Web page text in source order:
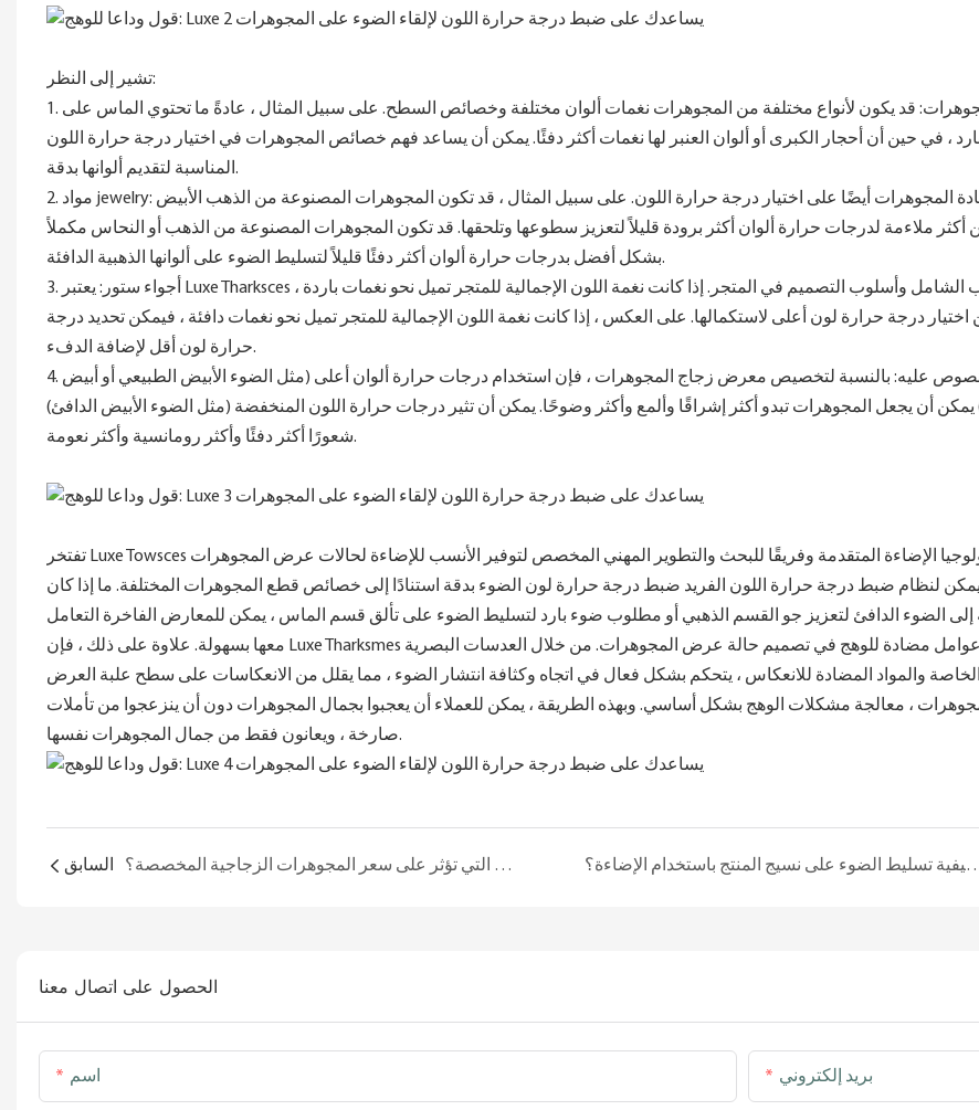
تشير إلى النظر:
1. أنواع المجوهرات: قد يكون لأنواع مختلفة من المجوهرات نغمات ألوان مختلفة وخصائص السطح. على سبيل المثال ، عادةً ما تحتوي الماس على
، في حين أن أحجار الكبرى أو ألوان العنبر لها نغمات أكثر دفئًا. يمكن أن يساعد فهم خصائص المجوهرات في اختيار درجة حرارة اللون
المناسبة لتقديم ألوانها بدقة.
2. مواد jewelry: تؤثر مادة المجوهرات أيضًا على اختيار درجة حرارة اللون. على سبيل المثال ، قد تكون المجوهرات المصنوعة من الذهب الأبيض
أكثر ملاءمة لدرجات حرارة ألوان أكثر برودة قليلاً لتعزيز سطوعها وتلحقها. قد تكون المجوهرات المصنوعة من الذهب أو النحاس مكملاً
بشكل أفضل بدرجات حرارة ألوان أكثر دفئًا قليلاً لتسليط الضوء على ألوانها الذهبية الدافئة.
3. أجواء ستور: يعتبر Luxe Tharksces الأسلوب الشامل وأسلوب التصميم في المتجر. إذا كانت نغمة اللون الإجمالية للمتجر تميل نحو نغمات باردة ،
اختيار درجة حرارة لون أعلى لاستكمالها. على العكس ، إذا كانت نغمة اللون الإجمالية للمتجر تميل نحو نغمات دافئة ، فيمكن تحديد درجة
حرارة لون أقل لإضافة الدفء.
4. التأثير المنصوص عليه: بالنسبة لتخصيص معرض زجاج المجوهرات ، فإن استخدام درجات حرارة ألوان أعلى (مثل الضوء الأبيض الطبيعي أو أبيض
يمكن أن يجعل المجوهرات تبدو أكثر إشراقًا وألمع وأكثر وضوحًا. يمكن أن تثير درجات حرارة اللون المنخفضة (مثل الضوء الأبيض الدافئ)
شعورًا أكثر دفئًا وأكثر رومانسية وأكثر نعومة.
تفتخر Luxe Towsces بتكنولوجيا الإضاءة المتقدمة وفريقًا للبحث والتطوير المهني المخصص لتوفير الأنسب للإضاءة لحالات عرض المجوهرات
يمكن لنظام ضبط درجة حرارة اللون الفريد ضبط درجة حرارة لون الضوء بدقة استنادًا إلى خصائص قطع المجوهرات المختلفة. ما إذا كان
الضوء الدافئ لتعزيز جو القسم الذهبي أو مطلوب ضوء بارد لتسليط الضوء على تألق قسم الماس ، يمكن للمعارض الفاخرة التعامل
معها بسهولة. علاوة على ذلك ، فإن Luxe Tharksmes تعتبر تمامًا عوامل مضادة للوهج في تصميم حالة عرض المجوهرات. من خلال العدسات البصرية
الخاصة والمواد المضادة للانعكاس ، يتحكم بشكل فعال في اتجاه وكثافة انتشار الضوء ، مما يقلل من الانعكاسات على سطح علبة العرض
، معالجة مشكلات الوهج بشكل أساسي. وبهذه الطريقة ، يمكن للعملاء أن يعجبوا بجمال المجوهرات دون أن ينزعجوا من تأملات
صارخة ، ويعانون فقط من جمال المجوهرات نفسها.
السابق انتباه! ما هي العوامل التي تؤثر على سعر المجوهرات الزجاجية المخصصة؟ كيفية تسليط الضوء على نسيج المنتج باستخدام الإضاءة؟
الحصول على اتصال معنا
اسم بريد إلكتروني